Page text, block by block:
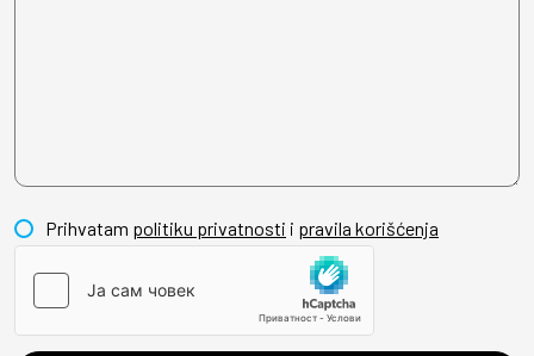
Prihvatam politiku privatnosti i pravila korišćenja